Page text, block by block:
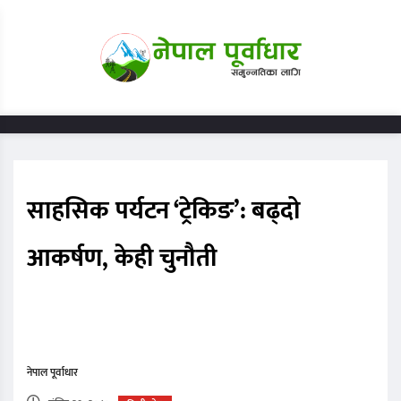
साहसिक पर्यटन ‘ट्रेकिङ’: बढ्दो
आकर्षण, केही चुनौती
नेपाल पूर्वाधार